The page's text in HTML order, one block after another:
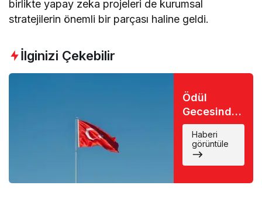
birlikte yapay zeka projeleri de kurumsal
stratejilerin önemli bir parçası haline geldi.
İlginizi Çekebilir
Ödül
Gecesinde
Büyük Şok:
Favori İsim
Eli Boş
Döndü
Haberi
görüntüle